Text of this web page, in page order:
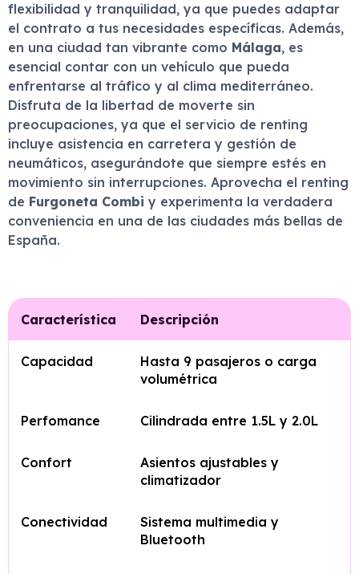
flexibilidad y tranquilidad, ya que puedes adaptar
el contrato a tus necesidades específicas. Además,
en una ciudad tan vibrante como Málaga, es
esencial contar con un vehículo que pueda
enfrentarse al tráfico y al clima mediterráneo.
Disfruta de la libertad de moverte sin
preocupaciones, ya que el servicio de renting
incluye asistencia en carretera y gestión de
neumáticos, asegurándote que siempre estés en
movimiento sin interrupciones. Aprovecha el renting
de Furgoneta Combi y experimenta la verdadera
conveniencia en una de las ciudades más bellas de
España.
Característica Descripción
Capacidad
Hasta 9 pasajeros o carga
volumétrica
Perfomance Cilindrada entre 1.5L y 2.0L
Confort
Asientos ajustables y
climatizador
Conectividad
Sistema multimedia y
Bluetooth